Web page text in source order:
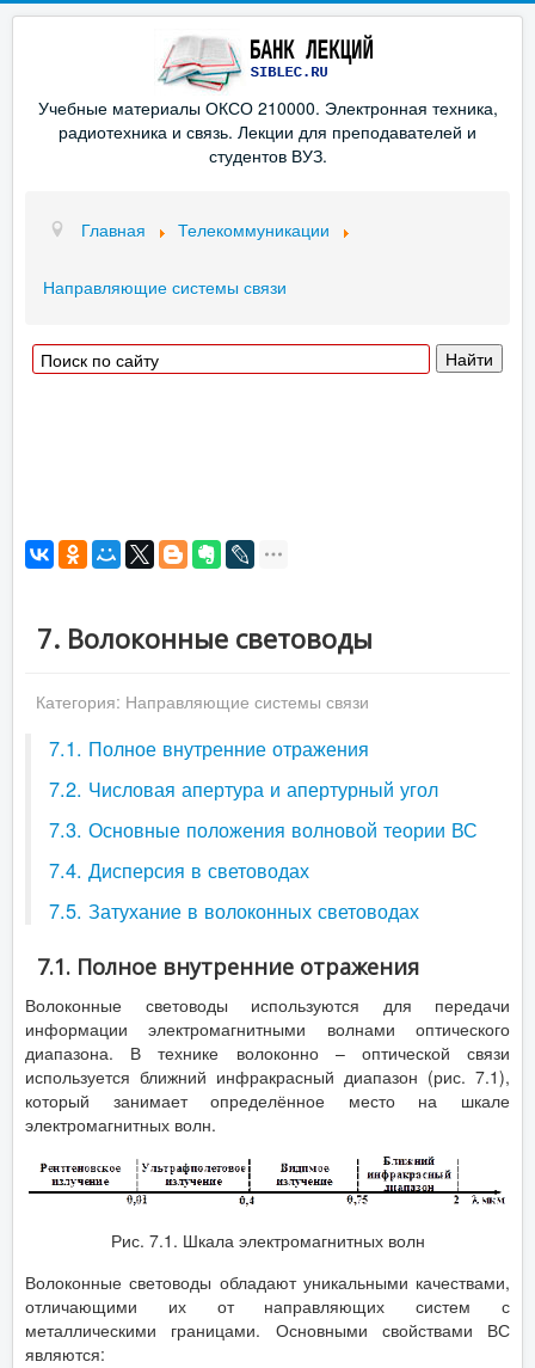
Учебные материалы ОКСО 210000. Электронная техника,
радиотехника и связь. Лекции для преподавателей и
студентов ВУЗ.
Главная Телекоммуникации
Направляющие системы связи
7. Волоконные световоды
Категория: Направляющие системы связи
7.1. Полное внутренние отражения
7.2. Числовая апертура и апертурный угол
7.3. Основные положения волновой теории ВС
7.4. Дисперсия в световодах
7.5. Затухание в волоконных световодах
7.1. Полное внутренние отражения
Волоконные световоды используются для передачи
информации электромагнитными волнами оптического
диапазона. В технике волоконно – оптической связи
используется ближний инфракрасный диапазон (рис. 7.1),
который занимает определённое место на шкале
электромагнитных волн.
Рис. 7.1. Шкала электромагнитных волн
Волоконные световоды обладают уникальными качествами,
отличающими их от направляющих систем с
металлическими границами. Основными свойствами ВС
являются: